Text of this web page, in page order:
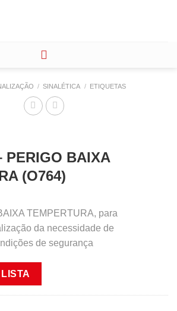
/ SINALÉTICA / ETIQUETAS
PERIGO BAIXA
(O764)
TEMPERTURA, para
da necessidade de
de segurança